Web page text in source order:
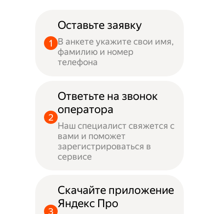
Оставьте заявку
В анкете укажите свои имя,
фамилию и номер
телефона
Ответьте на звонок
оператора
Наш специалист свяжется с
вами и поможет
зарегистрироваться в
сервисе
Скачайте приложение
Яндекс Про